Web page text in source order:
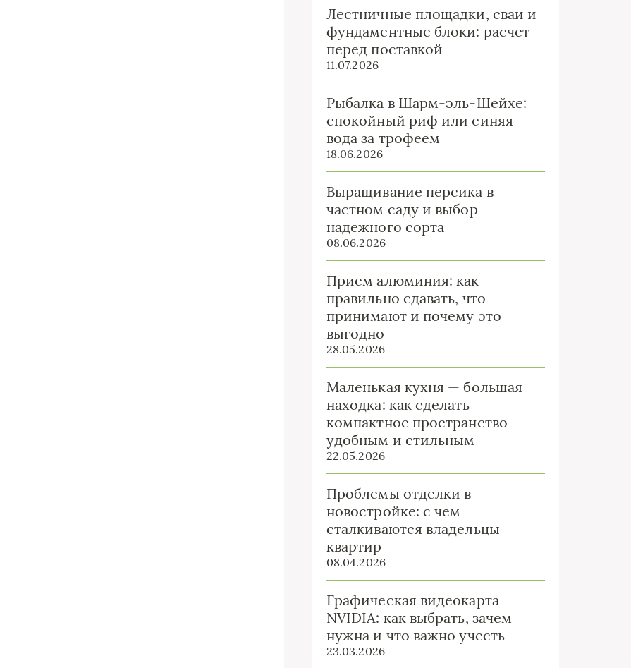
Лестничные площадки, сваи и
фундаментные блоки: расчет
перед поставкой
11.07.2026
Рыбалка в Шарм-эль-Шейхе:
спокойный риф или синяя
вода за трофеем
18.06.2026
Выращивание персика в
частном саду и выбор
надежного сорта
08.06.2026
Прием алюминия: как
правильно сдавать, что
принимают и почему это
выгодно
28.05.2026
Маленькая кухня — большая
находка: как сделать
компактное пространство
удобным и стильным
22.05.2026
Проблемы отделки в
новостройке: с чем
сталкиваются владельцы
квартир
08.04.2026
Графическая видеокарта
NVIDIA: как выбрать, зачем
нужна и что важно учесть
23.03.2026